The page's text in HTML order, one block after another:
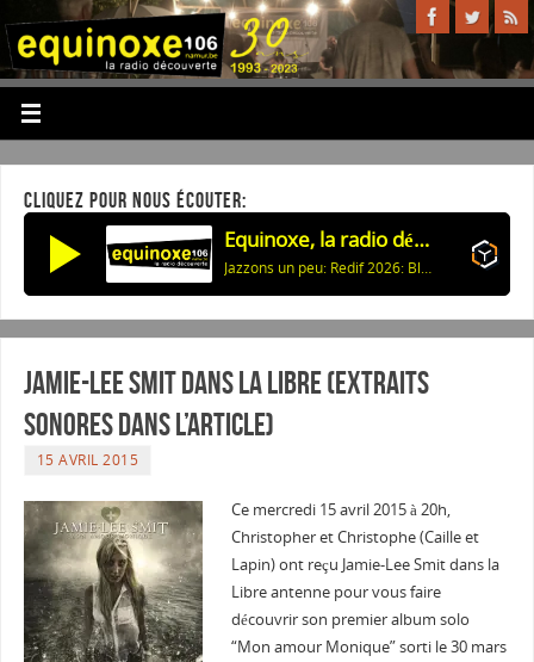
CLIQUEZ POUR NOUS ÉCOUTER:
Equinoxe, la radio découverte
Jazzons un peu: Redif 2026: Black Odyssey (N.I.Huggins) - 3
Jamie-Lee Smit dans la Libre (Extraits
sonores dans l’article)
15 AVRIL 2015
Ce mercredi 15 avril 2015 à 20h,
Christopher et Christophe (Caille et
Lapin) ont reçu Jamie-Lee Smit dans la
Libre antenne pour vous faire
découvrir son premier album solo
“Mon amour Monique” sorti le 30 mars